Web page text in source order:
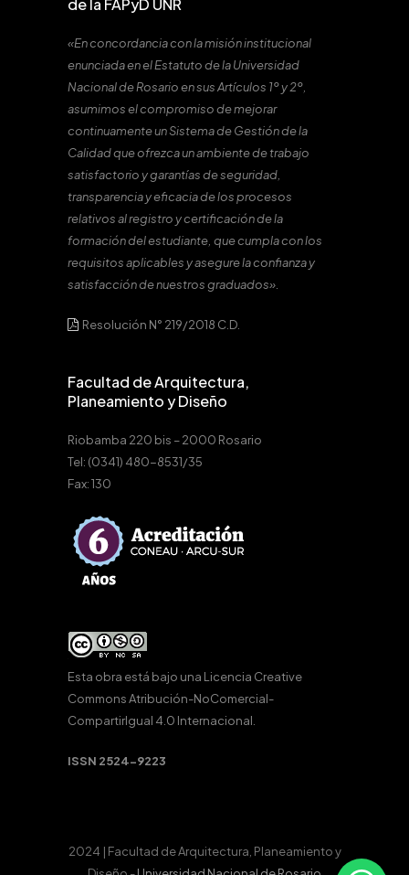
de la FAPyD UNR
«En concordancia con la misión institucional
enunciada en el Estatuto de la Universidad
Nacional de Rosario en sus Artículos 1º y 2º,
asumimos el compromiso de mejorar
continuamente un Sistema de Gestión de la
Calidad que ofrezca un ambiente de trabajo
satisfactorio y garantías de seguridad,
transparencia y eficacia de los procesos
relativos al registro y certificación de la
formación del estudiante, que cumpla con los
requisitos aplicables y asegure la confianza y
satisfacción de nuestros graduados».
Resolución N° 219/2018 C.D.
Facultad de Arquitectura,
Planeamiento y Diseño
Riobamba 220 bis – 2000 Rosario
Tel: (0341) 480-8531/35
Fax: 130
Esta obra está bajo una Licencia Creative
Commons Atribución-NoComercial-
CompartirIgual 4.0 Internacional.
ISSN 2524-9223
2024 | Facultad de Arquitectura, Planeamiento y